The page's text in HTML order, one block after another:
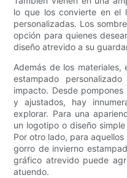
lo que los convierte en el
personalizadas. Los
opción para quienes
diseño atrevido a su
Además de los
estampado
impacto. Desde
y ajustados, hay
explorar. Para una
un logotipo o diseño
Por otro lado, para
gorro de invierno
gráfico atrevido puede
atuendo.